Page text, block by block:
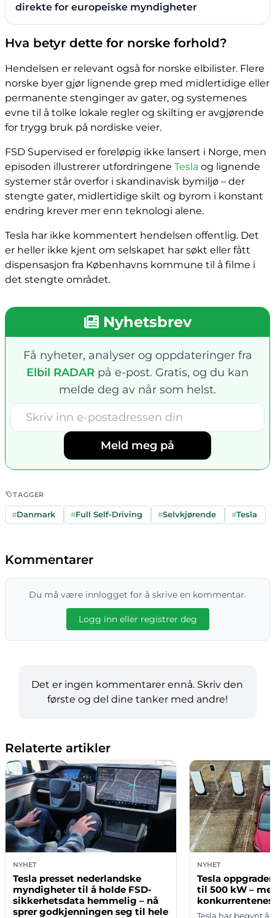
direkte for europeiske myndigheter
Hva betyr dette for norske forhold?
Hendelsen er relevant også for norske elbilister. Flere
norske byer gjør lignende grep med midlertidige eller
permanente stenginger av gater, og systemenes
evne til å tolke lokale regler og skilting er avgjørende
for trygg bruk på nordiske veier.
FSD Supervised er foreløpig ikke lansert i Norge, men
episoden illustrerer utfordringene Tesla og lignende
systemer står overfor i skandinavisk bymiljø – der
stengte gater, midlertidige skilt og byrom i konstant
endring krever mer enn teknologi alene.
Tesla har ikke kommentert hendelsen offentlig. Det
er heller ikke kjent om selskapet har søkt eller fått
dispensasjon fra Københavns kommune til å filme i
det stengte området.
Nyhetsbrev
Få nyheter, analyser og oppdateringer fra
Elbil RADAR på e-post. Gratis, og du kan
melde deg av når som helst.
Meld meg på
TAGGER
#Danmark #Full Self-Driving #Selvkjørende #Tesla
Kommentarer
Du må være innlogget for å skrive en kommentar.
Logg inn eller registrer deg
Det er ingen kommentarer ennå. Skriv den
første og del dine tanker med andre!
Relaterte artikler
NYHET
Tesla presset nederlandske
myndigheter til å holde FSD-
sikkerhetsdata hemmelig – nå
sprer godkjenningen seg til hele
NYHET
Tesla
til 500 kW –
Tesla har begynt å